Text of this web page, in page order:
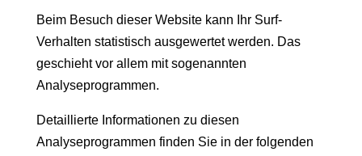
Beim Besuch dieser Website kann Ihr Surf-
Verhalten statistisch ausgewertet werden. Das
geschieht vor allem mit sogenannten
Analyseprogrammen.
Detaillierte Informationen zu diesen
Analyseprogrammen finden Sie in der folgenden